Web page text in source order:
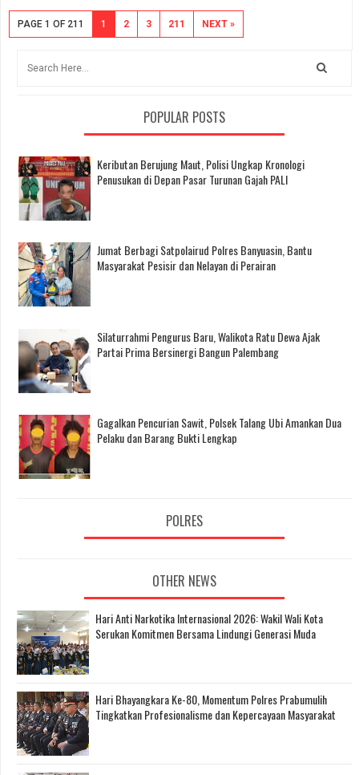
PAGE 1 OF 211 1 2 3 211 NEXT »
POPULAR POSTS
Keributan Berujung Maut, Polisi Ungkap Kronologi
Penusukan di Depan Pasar Turunan Gajah PALI
Jumat Berbagi Satpolairud Polres Banyuasin, Bantu
Masyarakat Pesisir dan Nelayan di Perairan
Silaturrahmi Pengurus Baru, Walikota Ratu Dewa Ajak
Partai Prima Bersinergi Bangun Palembang
Gagalkan Pencurian Sawit, Polsek Talang Ubi Amankan Dua
Pelaku dan Barang Bukti Lengkap
POLRES
OTHER NEWS
Hari Anti Narkotika Internasional 2026: Wakil Wali Kota
Serukan Komitmen Bersama Lindungi Generasi Muda
Hari Bhayangkara Ke-80, Momentum Polres Prabumulih
Tingkatkan Profesionalisme dan Kepercayaan Masyarakat